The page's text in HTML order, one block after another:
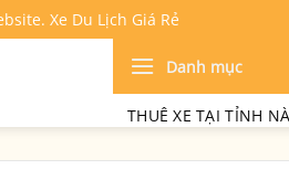
Xe Du Lịch Giá Rẻ
Danh mục
THUÊ XE TẠI TỈNH